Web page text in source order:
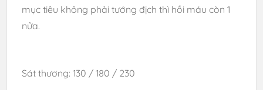
mục tiêu không phải tướng địch thì hồi máu còn 1
nửa.
Sát thương: 130 / 180 / 230